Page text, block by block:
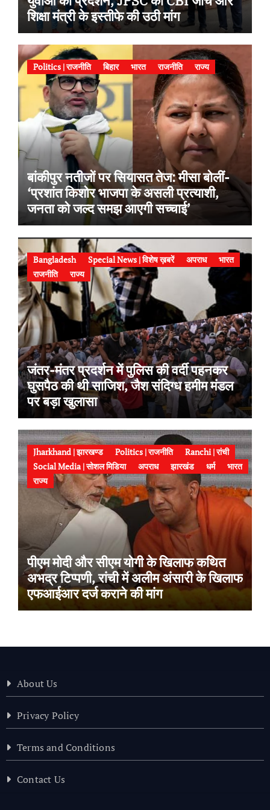
शिक्षा मंत्री के इस्तीफे की उठी मांग
Politics | राजनीति बिहार भारत राजनीति राज्य
बांकीपुर नतीजों पर सियासत तेज: मीसा बोलीं-
‘प्रशांत किशोर भाजपा के असली प्रत्याशी,
जनता को जल्द समझ आएगी सच्चाई’
Bangladesh Special News | विशेष ख़बरें अपराध
भारत
राजनीति
राज्य
जंतर-मंतर प्रदर्शन में पुलिस की वर्दी पहनकर
घुसपैठ की थी साजिश, जैश संदिग्ध हमीम मंडल
पर बड़ा खुलासा
Jharkhand | झारखण्ड Politics | राजनीति
Ranchi | रांची
Social Media | सोशल मिडिया
अपराध झारखंड धर्म
भारत
राज्य
पीएम मोदी और सीएम योगी के खिलाफ कथित
अभद्र टिप्पणी, रांची में अलीम अंसारी के खिलाफ
एफआईआर दर्ज कराने की मांग
About Us
Privacy Policy
Terms and Conditions
Contact Us